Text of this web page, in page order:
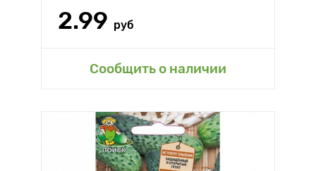
2.99 руб
Сообщить о наличии